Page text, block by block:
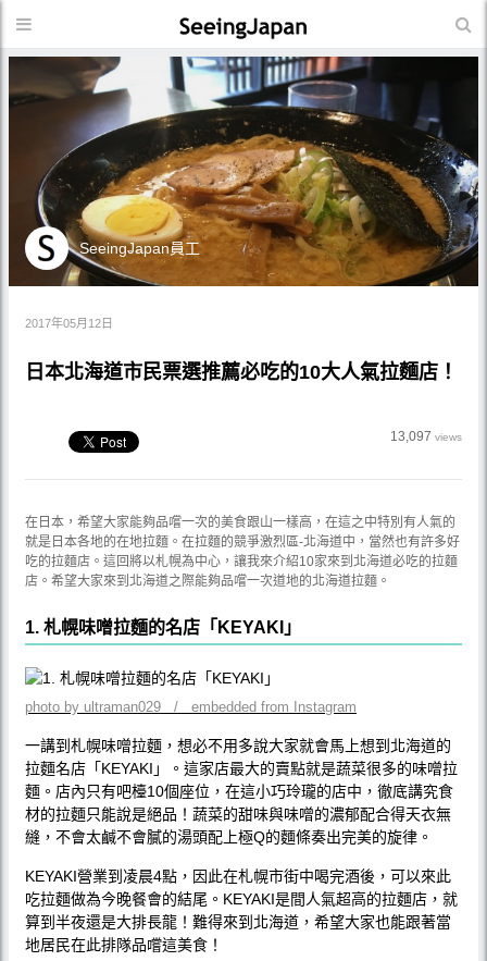
SeeingJapan員工
2017年05月12日
日本北海道市民票選推薦必吃的10大人氣拉麵店！
13,097 views
在日本，希望大家能夠品嚐一次的美食跟山一樣高，在這之中特別有人氣的
就是日本各地的在地拉麵。在拉麵的競爭激烈區-北海道中，當然也有許多好
吃的拉麵店。這回將以札幌為中心，讓我來介紹10家來到北海道必吃的拉麵
店。希望大家來到北海道之際能夠品嚐一次道地的北海道拉麵。
1. 札幌味噌拉麵的名店「KEYAKI」
photo by ultraman029 / embedded from Instagram
一講到札幌味噌拉麵，想必不用多說大家就會馬上想到北海道的
拉麵名店「KEYAKI」。這家店最大的賣點就是蔬菜很多的味噌拉
麵。店內只有吧檯10個座位，在這小巧玲瓏的店中，徹底講究食
材的拉麵只能說是絕品！蔬菜的甜味與味噌的濃郁配合得天衣無
縫，不會太鹹不會膩的湯頭配上極Q的麵條奏出完美的旋律。
KEYAKI營業到凌晨4點，因此在札幌市街中喝完酒後，可以來此
吃拉麵做為今晚餐會的結尾。KEYAKI是間人氣超高的拉麵店，就
算到半夜還是大排長龍！難得來到北海道，希望大家也能跟著當
地居民在此排隊品嚐這美食！